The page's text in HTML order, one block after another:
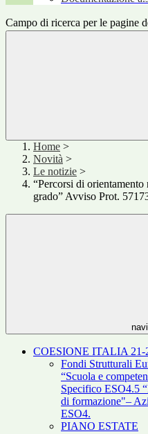
Campo di ricerca per le pagine
Home >
Novità >
Le notizie >
“Percorsi di
grado” Avviso Prot.
COESIONE ITALIA 21-
Fondi Strutturali
“Scuola e
Specifico ESO4.5
di formazione"–
ESO4.
PIANO ESTATE